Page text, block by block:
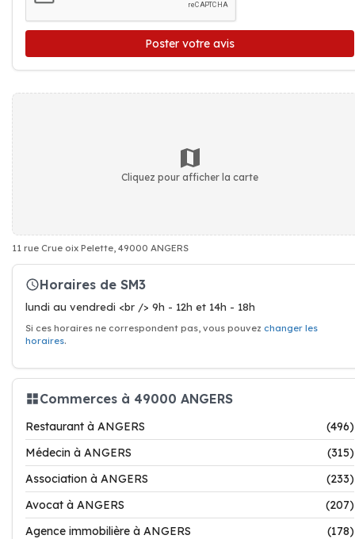
Poster votre avis
Cliquez pour afficher la carte
11 rue Crue oix Pelette, 49000 ANGERS
Horaires de SM3
lundi au vendredi <br /> 9h - 12h et 14h - 18h
Si ces horaires ne correspondent pas, vous pouvez changer les
horaires.
Commerces à 49000 ANGERS
Restaurant à ANGERS
(496)
Médecin à ANGERS
(315)
Association à ANGERS
(233)
Avocat à ANGERS
(207)
Agence immobilière à ANGERS
(178)